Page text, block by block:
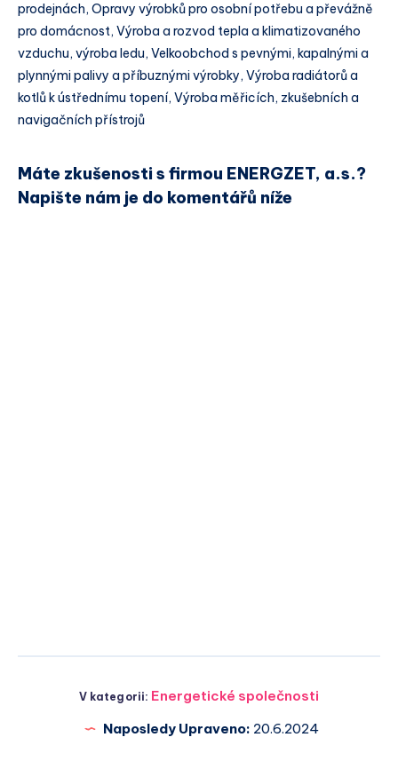
prodejnách, Opravy výrobků pro osobní potřebu a převážně
pro domácnost, Výroba a rozvod tepla a klimatizovaného
vzduchu, výroba ledu, Velkoobchod s pevnými, kapalnými a
plynnými palivy a příbuznými výrobky, Výroba radiátorů a
kotlů k ústřednímu topení, Výroba měřicích, zkušebních a
navigačních přístrojů
Máte zkušenosti s firmou ENERGZET, a.s.?
Napište nám je do komentářů níže
V kategorii: Energetické společnosti
Naposledy Upraveno: 20.6.2024